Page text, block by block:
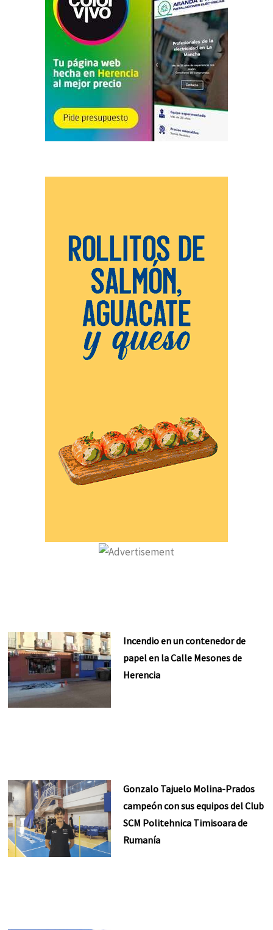
Incendio en un contenedor de
papel en la Calle Mesones de
Herencia
Gonzalo Tajuelo Molina-Prados
campeón con sus equipos del Club
SCM Politehnica Timisoara de
Rumanía